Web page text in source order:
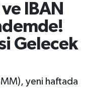
IBAN
Gelecek
yeni haftada